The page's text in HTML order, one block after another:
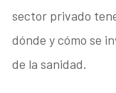
sector privado
dónde y cómo se
de la sanidad.